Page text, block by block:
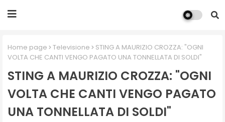
Home page Televisione
STING A MAURIZIO CROZZA: "OGNI
VOLTA CHE CANTI VENGO PAGATO UNA TONNELLATA DI SOLDI"
STING A MAURIZIO CROZZA: "OGNI
VOLTA CHE CANTI VENGO PAGATO
UNA TONNELLATA DI SOLDI"